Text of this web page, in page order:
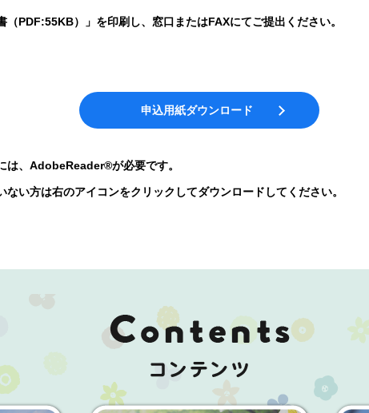
PDF:55KB）」を印刷し、窓口またはFAXにてご提出ください。
申込用紙ダウンロード
は、AdobeReader®が必要です。
い方は右のアイコンをクリックしてダウンロードしてください。